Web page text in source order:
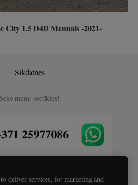
City 1.5 D4D Manuāls -2021-
Sīkdatnes
Seko mums soctīklos!
deliver services, for marketing and